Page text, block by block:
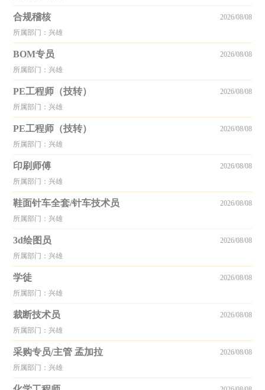
合规稽核
所属部门：兴雄
2026/08/08
BOM专员
所属部门：兴雄
2026/08/08
PE工程师（技转）
所属部门：兴雄
2026/08/08
PE工程师（技转）
所属部门：兴雄
2026/08/08
印刷师傅
所属部门：兴雄
2026/08/08
鞋面针车全套/针车技术员
所属部门：兴雄
2026/08/08
3d绘图员
所属部门：兴雄
2026/08/08
学徒
所属部门：兴雄
2026/08/08
裁断技术员
所属部门：兴雄
2026/08/08
采购专员/主管 孟加拉
所属部门：兴雄
2026/08/08